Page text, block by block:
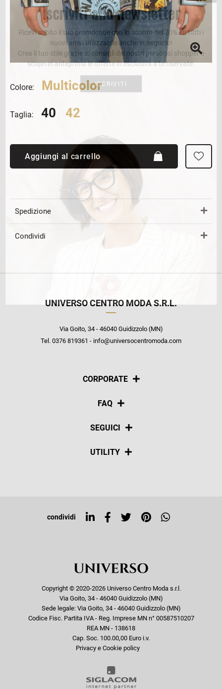
Colore: Multicolor
Taglia: 40 42
Aggiungi al carrello
Spedizione
Condividi
UNIVERSO CENTRO MODA S.R.L.
Via Goito, 34 - 46040 Guidizzolo (MN)
Tel. 0376 819361 - info@universocentromoda.com
CORPORATE
Chi siamo
FAQ
Pagamenti
SEGUICI
Social
UTILITY
Top ricerche
condividi
Copyright © 2020-2026 Universo Centro Moda s.r.l.
Via Goito, 34 - 46040 Guidizzolo (MN)
Sede legale: Via Goito, 34 - 46040 Guidizzolo (MN)
Codice Fisc. Partita IVA - Reg. Imprese MN n° 00587510207
REA MN - 138618
Cap. Soc. 100.00,00 Euro i.v.
Privacy e Cookie policy
Iscriviti alla newsletter
Ricevi subito il tuo promocode con lo sconto del 20% su tutti i
nuovi arrivi utilizzabile anche in negozio!
Crea il tuo stile grazie ai consigli dei nostri personal shopper e
scopri in anteprima le offerte in esclusiva a te riservate.
ISCRIVITI